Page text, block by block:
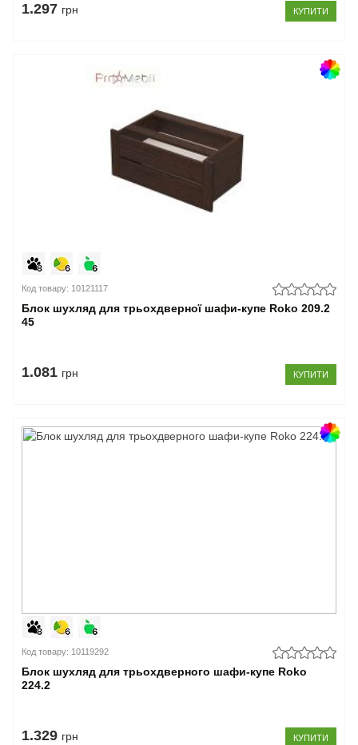
1.297 грн КУПИТИ
Код товару: 10121117
Блок шухляд для трьохдверної шафи-купе Roko 209.2
45
1.081 грн КУПИТИ
Код товару: 10119292
Блок шухляд для трьохдверного шафи-купе Roko
224.2
1.329 грн КУПИТИ